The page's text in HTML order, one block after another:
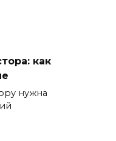
как
нужна